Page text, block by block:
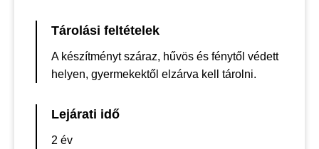
Tárolási feltételek
A készítményt száraz, hűvös és fénytől védett
helyen, gyermekektől elzárva kell tárolni.
Lejárati idő
2 év